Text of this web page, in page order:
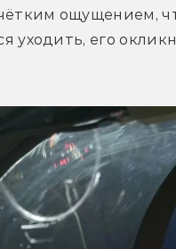
ощущением,
уходить, его